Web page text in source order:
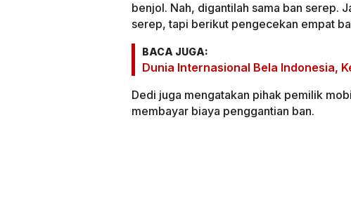
benjol. Nah, digantilah sama ban serep.
serep, tapi berikut pengecekan empat
BACA JUGA:
Dunia Internasional Bela Indonesia,
Dedi juga mengatakan pihak pemilik
membayar biaya penggantian ban.